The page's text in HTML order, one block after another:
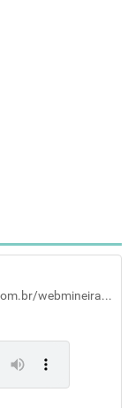
https://www.egmradios.com.br/webmineiradosul/